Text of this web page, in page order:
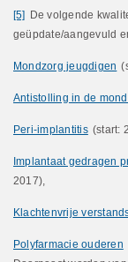
[5]
De volgende
geüpdate/aangevuld
Mondzorg jeugdigen
Antistolling in de
Peri-implantitis (start:
Implantaat gedragen
2017),
Klachtenvrije
Polyfarmacie ouderen